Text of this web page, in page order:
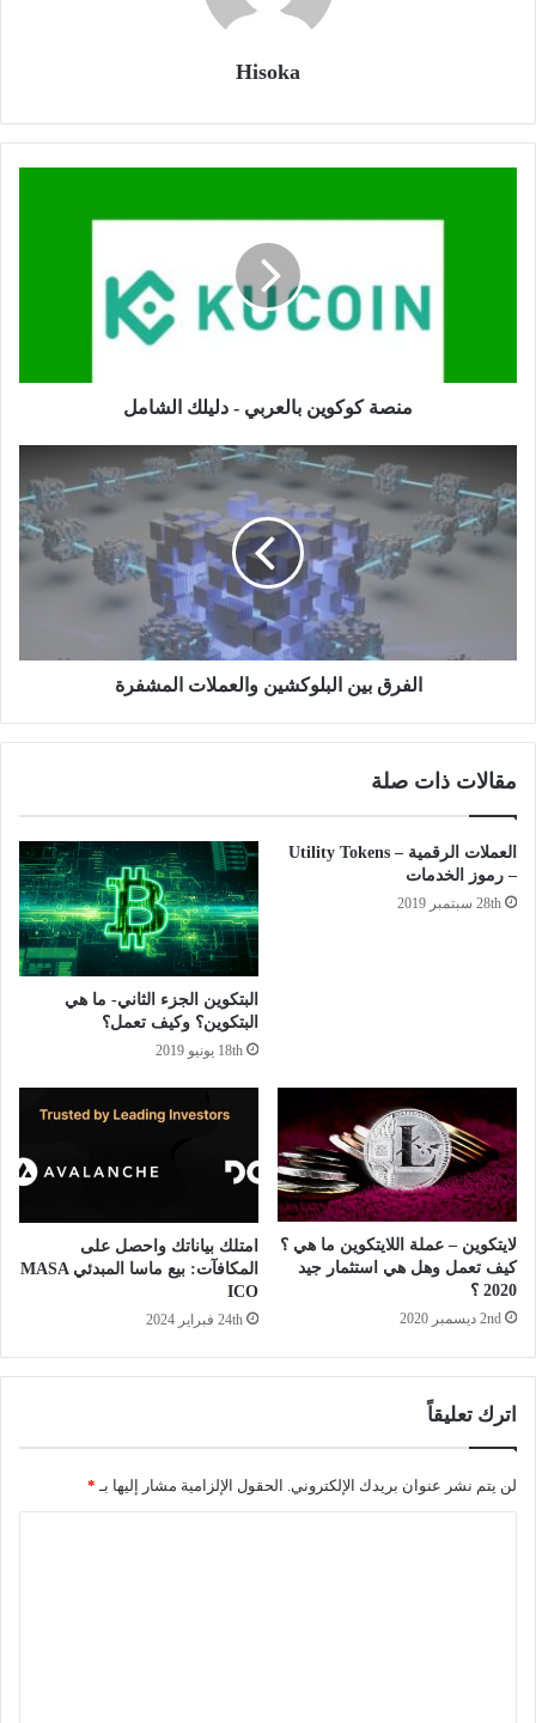
Hisoka
منصة كوكوين بالعربي - دليلك الشامل
بين
البلوكشين
والعملات
المشفرة
الفرق بين البلوكشين والعملات المشفرة
مقالات ذات صلة
العملات الرقمية – Utility Tokens
– رموز الخدمات
28th سبتمبر 2019
البتكوين الجزء الثاني- ما هي
البتكوين؟ وكيف تعمل؟
18th يونيو 2019
لايتكوين – عملة اللايتكوين ما هي ؟
كيف تعمل وهل هي استثمار جيد
2020 ؟
2nd ديسمبر 2020
امتلك بياناتك واحصل على
المكافآت: بيع ماسا المبدئي MASA
ICO
24th فبراير 2024
اترك تعليقاً
لن يتم نشر عنوان بريدك الإلكتروني. الحقول الإلزامية مشار إليها بـ *